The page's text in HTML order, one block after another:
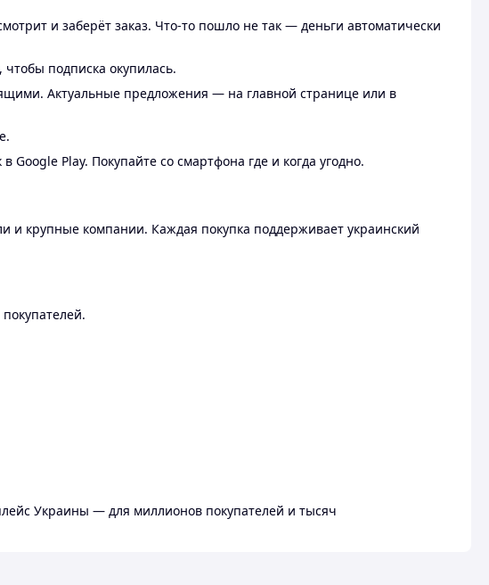
и заберёт заказ. Что-то пошло не так — деньги автоматически
подписка окупилась.
Актуальные предложения — на главной странице или в
Play. Покупайте со смартфона где и когда угодно.
крупные компании. Каждая покупка поддерживает украинский
Украины — для миллионов покупателей и тысяч